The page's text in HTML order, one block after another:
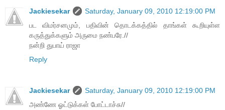
Jackiesekar
Saturday, January 09, 2010 12:19:00 PM
பட விமர்சனமும், பதிவின் தொடக்கத்தில் தாங்கள் கூறியுள்ள
கருத்துக்களும் அருமை நண்பரே.//
நன்றி துபாய் ராஜா
Reply
Jackiesekar
Saturday, January 09, 2010 12:19:00 PM
அண்ணே ஓட்டுக்கள் போட்டாச்சு//